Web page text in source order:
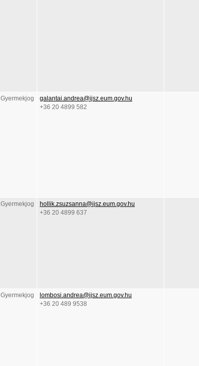
Gyermekjog
galantai.andrea@ijsz.eum.gov.hu
+36 20 4899 582
Gyermekjog
hollik.zsuzsanna@ijsz.eum.gov.hu
+36 20 4899 637
Gyermekjog
lombosi.andrea@ijsz.eum.gov.hu
+36 20 489 9538